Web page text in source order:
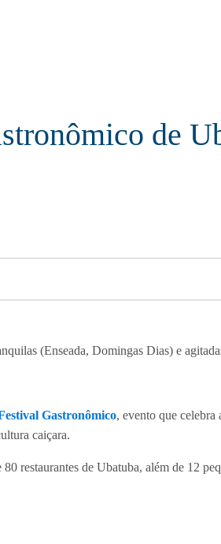
de
(Enseada, Domingas Dias) e
Gastronômico, evento que celebra
caiçara.
restaurantes de Ubatuba, além de 12